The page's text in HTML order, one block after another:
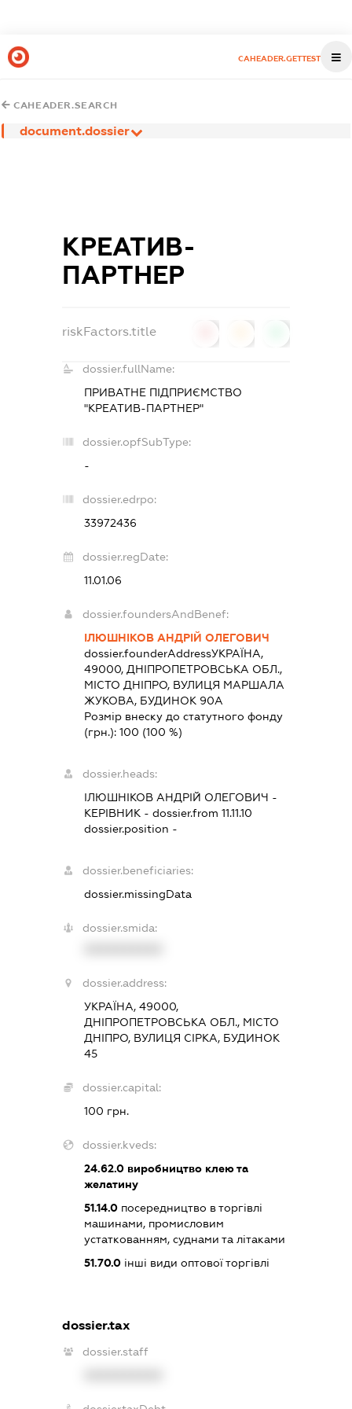
CAHEADER.GETTEST
CAHEADER.SEARCH
document.dossier
КРЕАТИВ-
ПАРТНЕР
riskFactors.title
dossier.fullName:
ПРИВАТНЕ ПІДПРИЄМСТВО
"КРЕАТИВ-ПАРТНЕР"
dossier.opfSubType:
-
dossier.edrpo:
33972436
dossier.regDate:
11.01.06
dossier.foundersAndBenef:
ІЛЮШНІКОВ АНДРІЙ ОЛЕГОВИЧ
dossier.founderAddressУКРАЇНА,
49000, ДНІПРОПЕТРОВСЬКА ОБЛ.,
МІСТО ДНІПРО, ВУЛИЦЯ МАРШАЛА
ЖУКОВА, БУДИНОК 90А
Розмір внеску до статутного фонду
(грн.): 100 (100 %)
dossier.heads:
ІЛЮШНІКОВ АНДРІЙ ОЛЕГОВИЧ -
КЕРІВНИК - dossier.from 11.11.10
dossier.position -
dossier.beneficiaries:
dossier.missingData
dossier.smida:
dossier.address:
УКРАЇНА, 49000,
ДНІПРОПЕТРОВСЬКА ОБЛ., МІСТО
ДНІПРО, ВУЛИЦЯ СІРКА, БУДИНОК
45
dossier.capital:
100 грн.
dossier.kveds:
24.62.0виробництво клею та
желатину
51.14.0посередництво в торгівлі
машинами, промисловим
устаткованням, суднами та літаками
51.70.0інші види оптової торгівлі
dossier.tax
dossier.staff